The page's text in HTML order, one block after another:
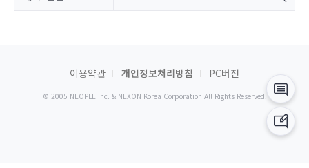
이용약관 개인정보처리방침 PC버전
© 2005 NEOPLE Inc. & NEXON Korea Corporation All Rights Reserved.